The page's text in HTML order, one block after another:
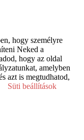
hogy személyre
Neked a
hogy az oldal
amelyben
azt is megtudhatod,
Süti beállítások